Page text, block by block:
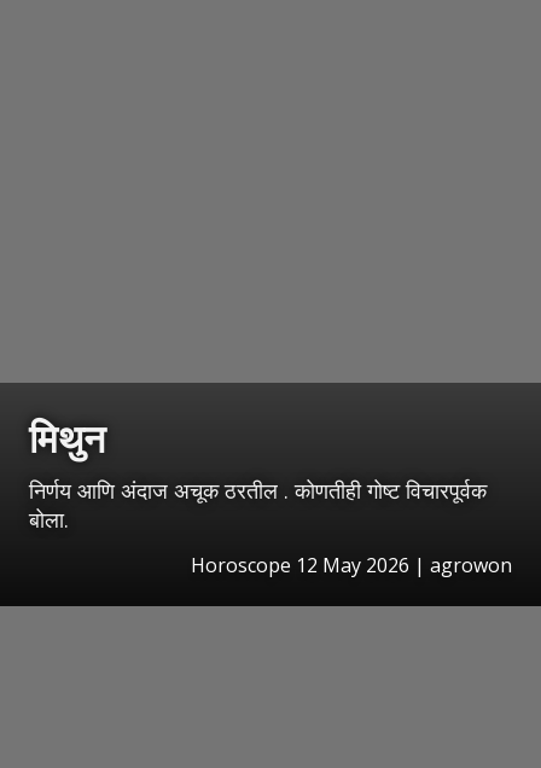
मिथुन
निर्णय आणि अंदाज अचूक ठरतील . कोणतीही गोष्ट विचारपूर्वक
बोला.
Horoscope 12 May 2026 | agrowon